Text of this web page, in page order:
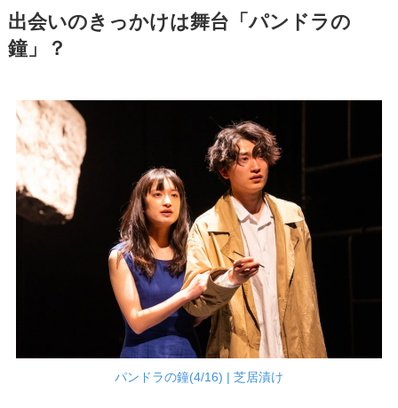
出会いのきっかけは舞台「パンドラの
鐘」？
パンドラの鐘(4/16) | 芝居漬け